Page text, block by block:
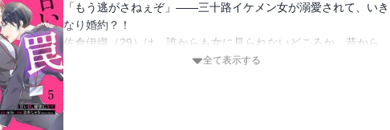
「もう逃がさねぇぞ」――三十路イケメン女が溺愛されて、いき
なり婚約？！
佐倉伊織（29）は、誰からも女に見られないどころか、昔から
女にモテまくる。過去に異性とお付き合いした経験もたった1回
全て表示する